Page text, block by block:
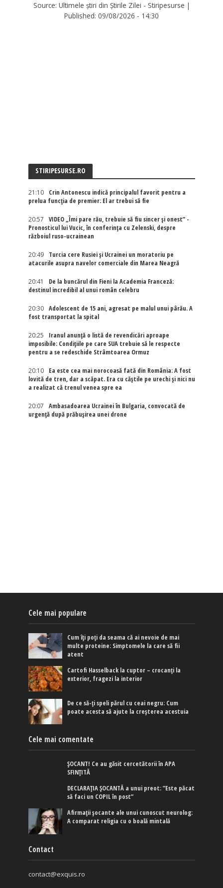
Source: Ultimele știri din Știrile Zilei - Stiripesurse |
Published: 09/08/2026 - 14:30
STIRIPESURSE.RO
21:10
Crin Antonescu indică principalul favorit pentru a
prelua funcția de premier: El ar trebui să fie
20:57
VIDEO „Îmi pare rău, trebuie să fiu sincer și onest” -
Pronosticul lui Vucic, în conferința cu Zelenski, despre
războiul ruso-ucrainean
20:49
Turcia cere Rusiei și Ucrainei un moratoriu pe
atacurile asupra navelor comerciale din Marea Neagră
20:41
De la buncărul din Fieni la Academia Franceză:
destinul incredibil al unui român celebru
20:30
Adolescent de 15 ani, agresat pe malul unui pârău. A
fost transportat la spital
20:25
Iranul anunță o listă de revendicări aproape
imposibile: Condițiile pe care SUA trebuie să le respecte
pentru a se redeschide Strâmtoarea Ormuz
20:10
Ea este cea mai norocoasă fată din România: A fost
lovită de tren, dar a scăpat. Era cu căștile pe urechi și nici nu
a realizat că trenul venea spre ea
20:07
Ambasadoarea Ucrainei în Bulgaria, convocată de
urgență după prăbușirea unei drone
Cele mai populare
Cum îți poți da seama că ai nevoie de mai
multe proteine: Simptomele la care să fii
atent
Cartofi Hasselback la cuptor – crocanți la
exterior, fragezi la interior
De ce să-ți speli părul cu ceai negru: Cum
poate acesta să ajute la creșterea acestuia
Cele mai comentate
ȘOCANT! Ce au găsit cercetătorii în APA
SFINȚITĂ
DECLARAȚIA ȘOCANTĂ a unui preot: ”Este păcat
să faci un COPIL în post”
Afirmaţii şocante ale unui cunoscut neurolog:
A comparat religia cu o boală mintală
Contact
contact@exquis.ro